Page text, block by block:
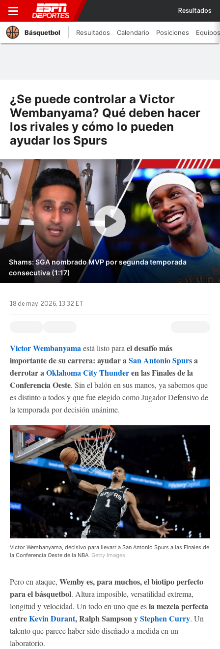
Resultados
Básquetbol Resultados Calendario Posiciones Equipos
¿Se puede controlar a Victor
Wembanyama? Qué deben hacer
los rivales y cómo lo pueden
ayudar los Spurs
Shams: SGA nombrado MVP por segunda temporada
consecutiva (1:17)
18 de may, 2026, 13:32 ET
Victor Wembanyamaestá listo para el desafío más
importante de su carrera: ayudar aSan Antonio Spursa
derrotar aOklahoma City Thunderen las Finales de la
Conferencia Oeste. Sin el balón en sus manos, ya sabemos que
es distinto a todos y que fue elegido como Jugador Defensivo de
la temporada por decisión unánime.
Victor Wembanyama, decisivo para llevarr a San Antonio Spurs a las Finales de
la Conferencia Oeste de la NBA. Getty Images
Pero en ataque, Wemby es, para muchos, el biotipo perfecto
para el básquetbol. Altura imposible, versatilidad extrema,
longitud y velocidad. Un todo en uno que esla mezcla perfecta
entreKevin Durant, Ralph Sampson yStephen Curry. Un
talento que parece haber sido diseñado a medida en un
laboratorio.